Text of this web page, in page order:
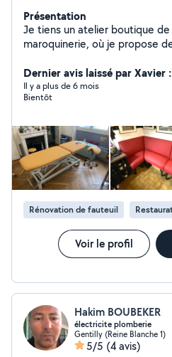
Présentation
Je tiens un atelier boutique
maroquinerie, où je propose
(selles, chaises, fauteuil,
domaines (auto, moto,
médical, crèche...) et mes
contacter via mon site
demande de devis. A
Dernier avis laissé par Xavier
Il y a plus de 6 mois
Bientôt
Rénovation de fauteuil
Voir le profil
Hakim BOUBEKER
électricite plomberie
Gentilly (Reine Blanche 1)
5/5 (4 avis)